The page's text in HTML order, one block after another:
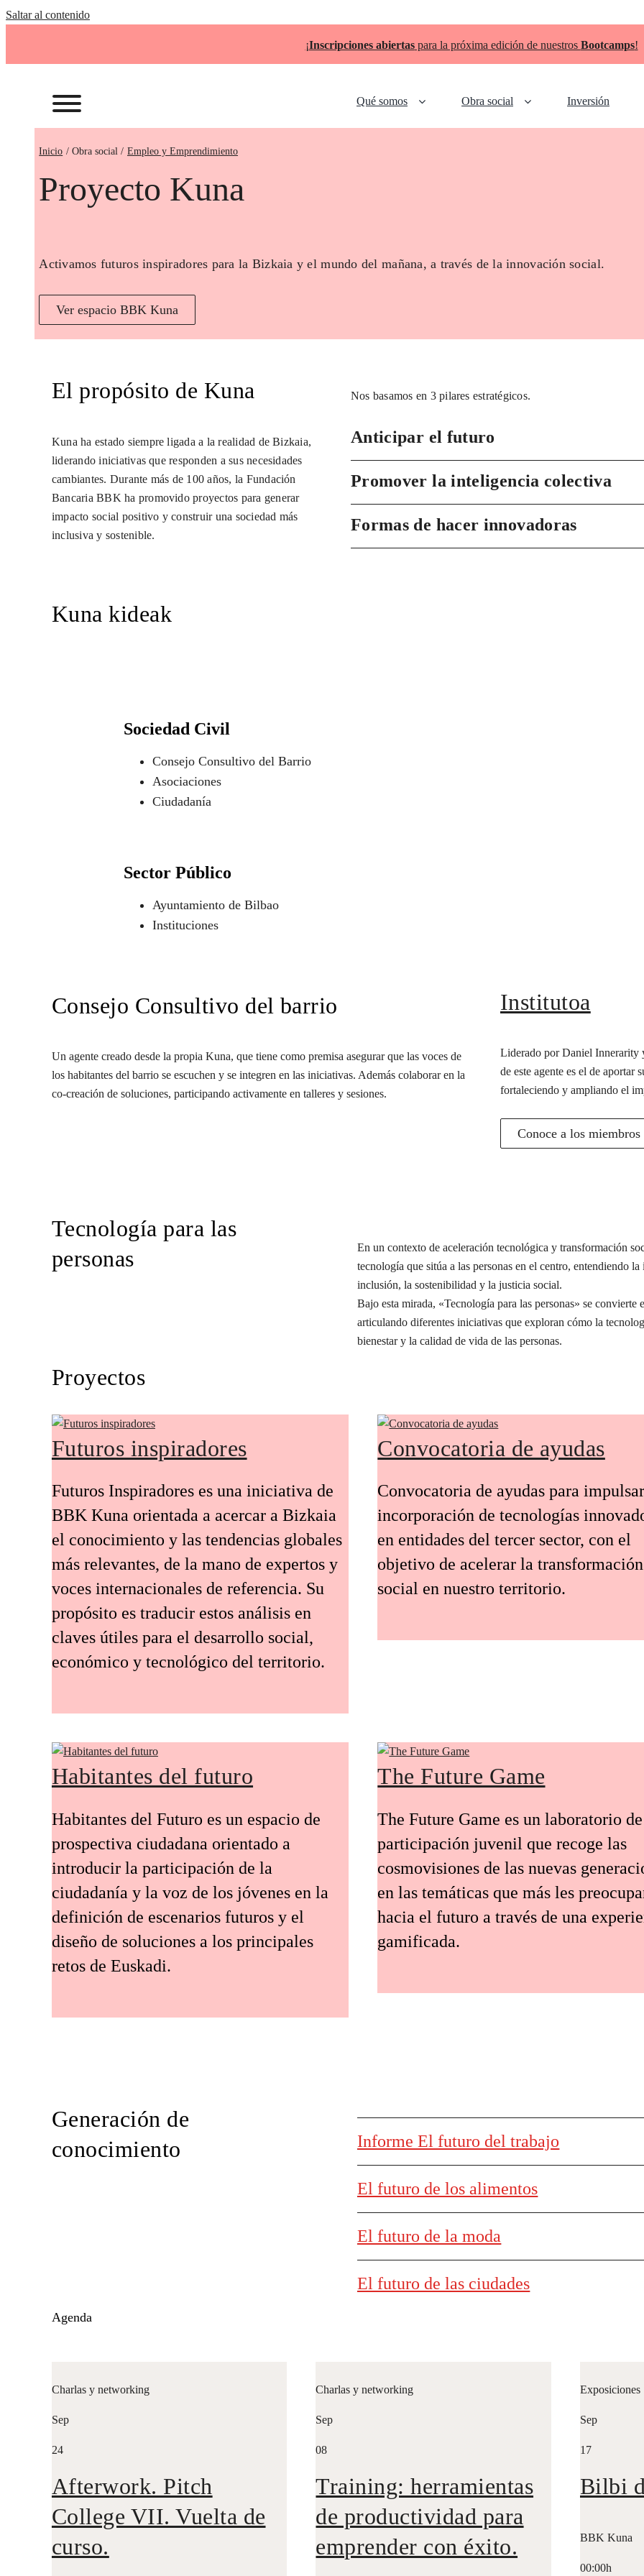
Saltar al contenido
¡Inscripciones abiertaspara la próxima edición de nuestros Bootcamps!
Qué somos Obra social Inversión
Inicio Empleo y Emprendimiento
Proyecto Kuna
Activamos futuros inspiradores para la Bizkaia y el mundo del mañana, a través de la innovación social.
Ver espacio BBK Kuna
El propósito de Kuna
Kuna ha estado siempre ligada a la realidad de Bizkaia,
liderando iniciativas que responden a sus necesidades
cambiantes. Durante más de 100 años, la Fundación
Bancaria BBK ha promovido proyectos para generar
impacto social positivo y construir una sociedad más
inclusiva y sostenible.
Nos basamos en 3 pilares estratégicos.
Anticipar el futuro
Promover la inteligencia colectiva
Formas de hacer innovadoras
Kuna kideak
Sociedad Civil
Consejo Consultivo del Barrio
Asociaciones
Ciudadanía
Sector Público
Ayuntamiento de Bilbao
Instituciones
Consejo Consultivo del barrio
Un agente creado desde la propia Kuna, que tiene como premisa asegurar que las voces de
los habitantes del barrio se escuchen y se integren en las iniciativas. Además colaborar en la
co-creación de soluciones, participando activamente en talleres y sesiones.
Institutoa
Liderado por Daniel Innerarity
de este agente es el de aportar
fortaleciendo y ampliando el
Conoce a los
Tecnología para las
personas
En un contexto de aceleración tecnológica y transformación
tecnología que sitúa a las personas en el centro, entendiendo
inclusión, la sostenibilidad y la justicia social.
Bajo esta mirada, «Tecnología para las personas» se
articulando diferentes iniciativas que exploran cómo la
bienestar y la calidad de vida de las personas.
Proyectos
Futuros inspiradores
Futuros Inspiradores es una iniciativa de
BBK Kuna orientada a acercar a Bizkaia
el conocimiento y las tendencias globales
más relevantes, de la mano de expertos y
voces internacionales de referencia. Su
propósito es traducir estos análisis en
claves útiles para el desarrollo social,
económico y tecnológico del territorio.
Convocatoria de ayudas
Convocatoria de ayudas para
incorporación de tecnologías
en entidades del tercer sector, con el
objetivo de acelerar la transformación
social en nuestro territorio.
Habitantes del futuro
Habitantes del Futuro es un espacio de
prospectiva ciudadana orientado a
introducir la participación de la
ciudadanía y la voz de los jóvenes en la
definición de escenarios futuros y el
diseño de soluciones a los principales
retos de Euskadi.
The Future Game
The Future Game es un laboratorio de
participación juvenil que recoge las
cosmovisiones de las nuevas
en las temáticas que más les
hacia el futuro a través de una
gamificada.
Generación de
conocimiento
Informe El futuro del trabajo
El futuro de los alimentos
El futuro de la moda
El futuro de las ciudades
Agenda
Charlas y networking
Sep
24
Afterwork. Pitch
College VII. Vuelta de
curso.
Charlas y networking
Sep
08
Training: herramientas
de productividad para
emprender con éxito.
Exposiciones
Sep
17
Bilbi
BBK Kuna
00:00h